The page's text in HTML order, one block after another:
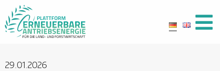
29.01.2026